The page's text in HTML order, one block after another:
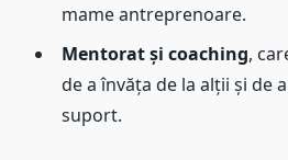
mame antreprenoare.
Mentorat și coaching,
de a învăța de la alții și de
suport.